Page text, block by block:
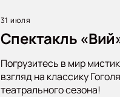
31 июля
Спектакль
Погрузитесь в мир
взгляд на классику
театрального сезона!